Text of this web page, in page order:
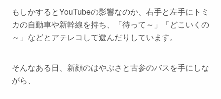
もしかするとYouTubeの影響なのか、右手と左手にトミ
カの自動車や新幹線を持ち、「待って～」「どこいくの
～」などとアテレコして遊んだりしています。
そんなある日、新顔のはやぶさと古参のバスを手にしな
がら、